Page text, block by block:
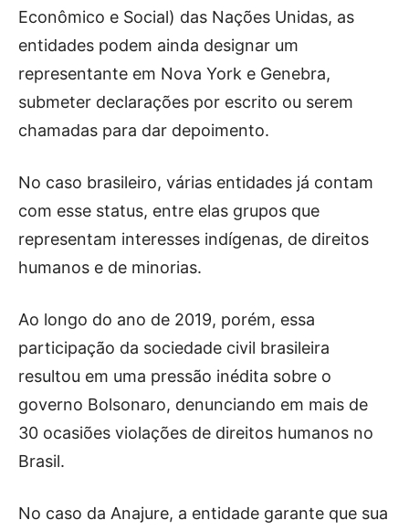
Econômico e Social) das Nações Unidas, as
entidades podem ainda designar um
representante em Nova York e Genebra,
submeter declarações por escrito ou serem
chamadas para dar depoimento.
No caso brasileiro, várias entidades já contam
com esse status, entre elas grupos que
representam interesses indígenas, de direitos
humanos e de minorias.
Ao longo do ano de 2019, porém, essa
participação da sociedade civil brasileira
resultou em uma pressão inédita sobre o
governo Bolsonaro, denunciando em mais de
30 ocasiões violações de direitos humanos no
Brasil.
No caso da Anajure, a entidade garante que sua